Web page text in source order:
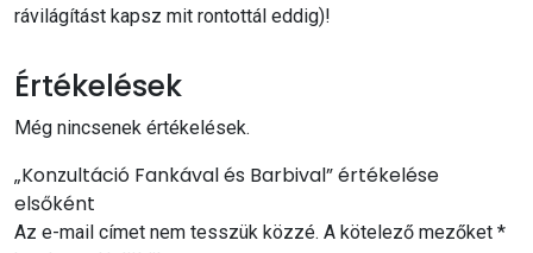
rávilágítást kapsz mit rontottál eddig)!
Értékelések
Még nincsenek értékelések.
„Konzultáció Fankával és Barbival” értékelése
elsőként
Az e-mail címet nem tesszük közzé. A kötelező mezőket *